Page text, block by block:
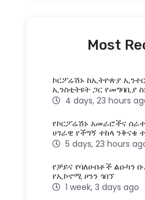
Most
ኮርፖሬሽኑ ከኢትዮጵያ
ኢንስቲትዩት ጋር የመግባቢያ
4 days, 23 hours
የኮርፖሬሽኑ አመራሮችና
ሀገራዊ የችግኝ ተከላ ንቅናቄ
5 days, 23 hours
የቻይና የባለሀብቶች ልዑካን
የኢኮኖሚ ዞንን ጎበኘ
1 week, 3 days ago